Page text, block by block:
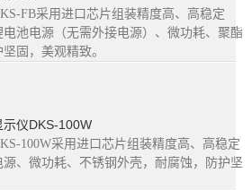
FB采用进口芯片组装精度高、高稳定
池电源（无需外接电源）、微功耗、聚酯
固，美观精致。
仪DKS-100W
100W采用进口芯片组装精度高、高稳定
、微功耗、不锈钢外壳，耐腐蚀，防护坚